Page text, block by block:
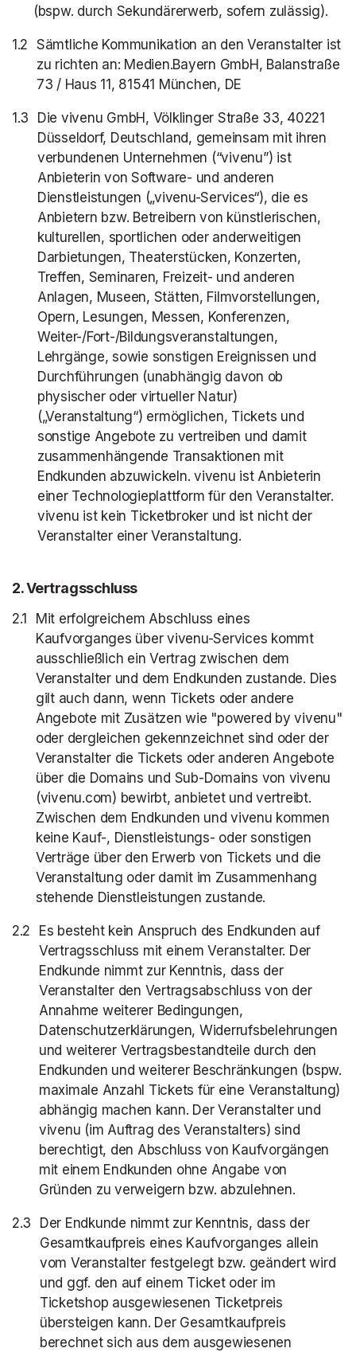
(bspw. durch Sekundärerwerb, sofern zulässig).
Sämtliche Kommunikation an den Veranstalter ist
zu richten an: Medien.Bayern GmbH, Balanstraße
73 / Haus 11, 81541 München, DE
Die vivenu GmbH, Völklinger Straße 33, 40221
Düsseldorf, Deutschland, gemeinsam mit ihren
verbundenen Unternehmen (“vivenu”) ist
Anbieterin von Software- und anderen
Dienstleistungen („vivenu-Services“), die es
Anbietern bzw. Betreibern von künstlerischen,
kulturellen, sportlichen oder anderweitigen
Darbietungen, Theaterstücken, Konzerten,
Treffen, Seminaren, Freizeit- und anderen
Anlagen, Museen, Stätten, Filmvorstellungen,
Opern, Lesungen, Messen, Konferenzen,
Weiter-/Fort-/Bildungsveranstaltungen,
Lehrgänge, sowie sonstigen Ereignissen und
Durchführungen (unabhängig davon ob
physischer oder virtueller Natur)
(„Veranstaltung“) ermöglichen, Tickets und
sonstige Angebote zu vertreiben und damit
zusammenhängende Transaktionen mit
Endkunden abzuwickeln. vivenu ist Anbieterin
einer Technologieplattform für den Veranstalter.
vivenu ist kein Ticketbroker und ist nicht der
Veranstalter einer Veranstaltung.
2. Vertragsschluss
Mit erfolgreichem Abschluss eines
Kaufvorganges über vivenu-Services kommt
ausschließlich ein Vertrag zwischen dem
Veranstalter und dem Endkunden zustande. Dies
gilt auch dann, wenn Tickets oder andere
Angebote mit Zusätzen wie "powered by vivenu"
oder dergleichen gekennzeichnet sind oder der
Veranstalter die Tickets oder anderen Angebote
über die Domains und Sub-Domains von vivenu
(vivenu.com) bewirbt, anbietet und vertreibt.
Zwischen dem Endkunden und vivenu kommen
keine Kauf-, Dienstleistungs- oder sonstigen
Verträge über den Erwerb von Tickets und die
Veranstaltung oder damit im Zusammenhang
stehende Dienstleistungen zustande.
Es besteht kein Anspruch des Endkunden auf
Vertragsschluss mit einem Veranstalter. Der
Endkunde nimmt zur Kenntnis, dass der
Veranstalter den Vertragsabschluss von der
Annahme weiterer Bedingungen,
Datenschutzerklärungen, Widerrufsbelehrungen
und weiterer Vertragsbestandteile durch den
Endkunden und weiterer Beschränkungen (bspw.
maximale Anzahl Tickets für eine Veranstaltung)
abhängig machen kann. Der Veranstalter und
vivenu (im Auftrag des Veranstalters) sind
berechtigt, den Abschluss von Kaufvorgängen
mit einem Endkunden ohne Angabe von
Gründen zu verweigern bzw. abzulehnen.
Der Endkunde nimmt zur Kenntnis, dass der
Gesamtkaufpreis eines Kaufvorganges allein
vom Veranstalter festgelegt bzw. geändert wird
und ggf. den auf einem Ticket oder im
Ticketshop ausgewiesenen Ticketpreis
übersteigen kann. Der Gesamtkaufpreis
berechnet sich aus dem ausgewiesenen